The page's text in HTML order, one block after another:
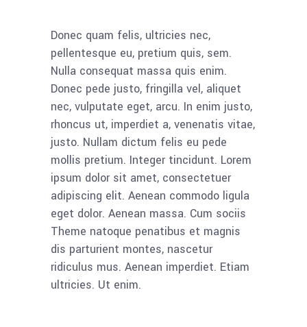
Donec quam felis, ultricies nec,
pellentesque eu, pretium quis, sem.
Nulla consequat massa quis enim.
Donec pede justo, fringilla vel, aliquet
nec, vulputate eget, arcu. In enim justo,
rhoncus ut, imperdiet a, venenatis vitae,
justo. Nullam dictum felis eu pede
mollis pretium. Integer tincidunt. Lorem
ipsum dolor sit amet, consectetuer
adipiscing elit. Aenean commodo ligula
eget dolor. Aenean massa. Cum sociis
Theme natoque penatibus et magnis
dis parturient montes, nascetur
ridiculus mus. Aenean imperdiet. Etiam
ultricies. Ut enim.